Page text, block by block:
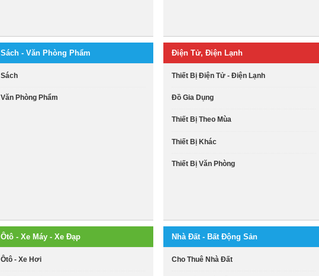
Sách - Văn Phòng Phẩm
Sách
Văn Phòng Phẩm
Điện Tử, Điện Lạnh
Thiết Bị Điện Tử - Điện Lạnh
Đồ Gia Dụng
Thiết Bị Theo Mùa
Thiết Bị Khác
Thiết Bị Văn Phòng
Ôtô - Xe Máy - Xe Đạp
Ôtô - Xe Hơi
Nhà Đất - Bất Động Sản
Cho Thuê Nhà Đất